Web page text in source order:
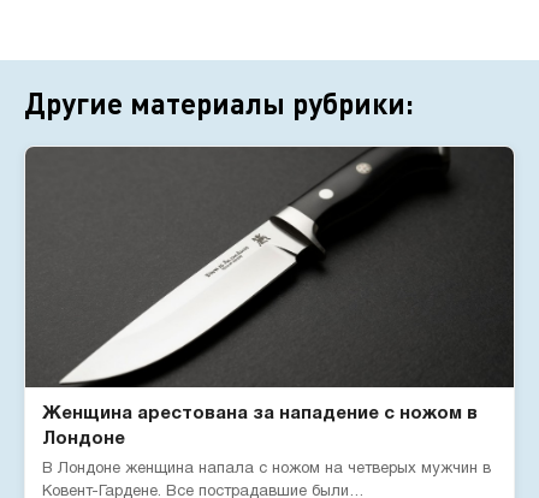
Другие материалы рубрики:
Женщина арестована за нападение с ножом в
Лондоне
В Лондоне женщина напала с ножом на четверых мужчин в
Ковент-Гардене. Все пострадавшие были